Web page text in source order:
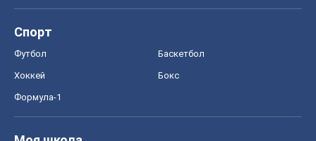
Спорт
Футбол Баскетбол
Хоккей Бокс
Формула-1